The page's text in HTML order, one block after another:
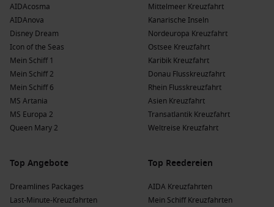
AIDAcosma
AIDAnova
Disney Dream
Icon of the Seas
Mein Schiff 1
Mein Schiff 2
Mein Schiff 6
MS Artania
MS Europa 2
Queen Mary 2
Mittelmeer Kreuzfahrt
Kanarische Inseln
Nordeuropa Kreuzfahrt
Ostsee Kreuzfahrt
Karibik Kreuzfahrt
Donau Flusskreuzfahrt
Rhein Flusskreuzfahrt
Asien Kreuzfahrt
Transatlantik Kreuzfahrt
Weltreise Kreuzfahrt
Top Angebote
Dreamlines Packages
Last-Minute-Kreuzfahrten
Top Reedereien
AIDA Kreuzfahrten
Mein Schiff Kreuzfahrten